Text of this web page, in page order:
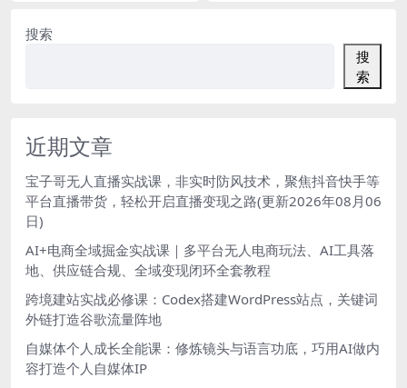
搜索
搜
索
近期文章
宝子哥无人直播实战课，非实时防风技术，聚焦抖音快手等
平台直播带货，轻松开启直播变现之路(更新2026年08月06
日)
AI+电商全域掘金实战课｜多平台无人电商玩法、AI工具落
地、供应链合规、全域变现闭环全套教程
跨境建站实战必修课：Codex搭建WordPress站点，关键词
外链打造谷歌流量阵地
自媒体个人成长全能课：修炼镜头与语言功底，巧用AI做内
容打造个人自媒体IP